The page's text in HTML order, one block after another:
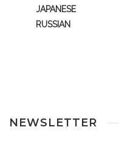
JAPANESE
RUSSIAN
NEWSLETTER